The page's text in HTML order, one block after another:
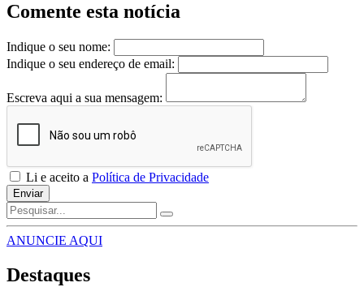
Comente esta notícia
Indique o seu nome:
Indique o seu endereço de email:
Escreva aqui a sua mensagem:
Li e aceito a Política de Privacidade
Enviar
ANUNCIE AQUI
Destaques